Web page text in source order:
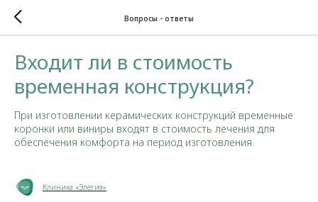
Вопросы - ответы
Входит ли в стоимость
временная конструкция?
При изготовлении керамических конструкций временные
коронки или виниры входят в стоимость лечения для
обеспечения комфорта на период изготовления.
Клиника «Элегия»